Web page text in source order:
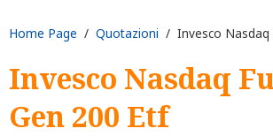
Home Page / Quotazioni / Invesco Nasdaq
Invesco Nasdaq
Gen 200 Etf